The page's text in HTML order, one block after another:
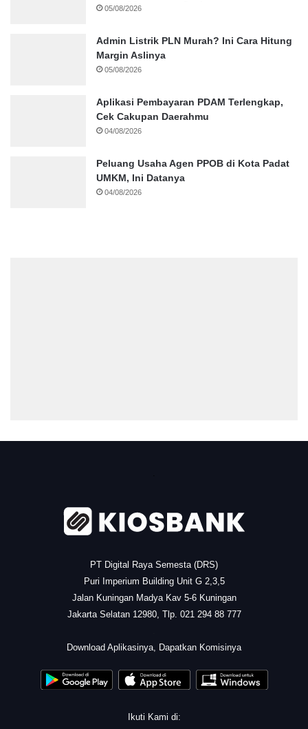
05/08/2026
Admin Listrik PLN Murah? Ini Cara Hitung
Margin Aslinya
05/08/2026
Aplikasi Pembayaran PDAM Terlengkap,
Cek Cakupan Daerahmu
04/08/2026
Peluang Usaha Agen PPOB di Kota Padat
UMKM, Ini Datanya
04/08/2026
PT Digital Raya Semesta (DRS)
Puri Imperium Building Unit G 2,3,5
Jalan Kuningan Madya Kav 5-6 Kuningan
Jakarta Selatan 12980, Tlp. 021 294 88 777
Download Aplikasinya, Dapatkan Komisinya
Ikuti Kami di: